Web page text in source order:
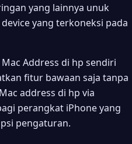
yang lainnya unuk
yang terkoneksi pada
Address di hp sendiri
fitur bawaan saja tanpa
address di hp via
perangkat iPhone yang
pengaturan.